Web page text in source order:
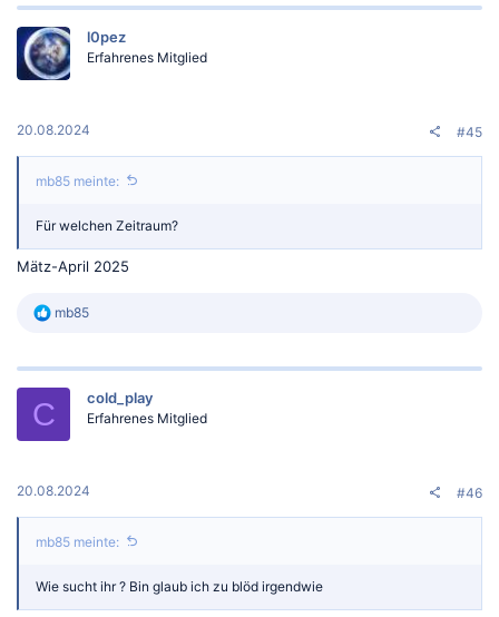
l0pez
Erfahrenes Mitglied
20.08.2024 #45
mb85 meinte:
Für welchen Zeitraum?
Mätz-April 2025
R
k
o
:
mb85
C cold_play
Erfahrenes Mitglied
20.08.2024 #46
mb85 meinte:
Wie sucht ihr ? Bin glaub ich zu blöd irgendwie